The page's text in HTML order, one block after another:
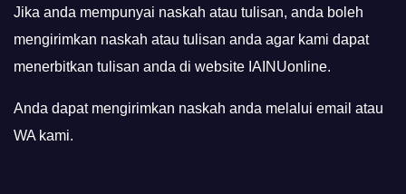
Jika anda mempunyai naskah atau tulisan, anda boleh
mengirimkan naskah atau tulisan anda agar kami dapat
menerbitkan tulisan anda di website IAINUonline.
Anda dapat mengirimkan naskah anda melalui email atau
WA kami.